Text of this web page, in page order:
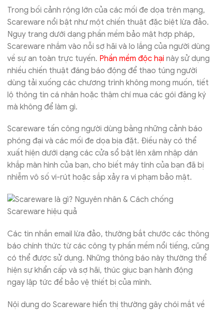
Trong bối cảnh rộng lớn của các mối đe dọa trên mạng,
Scareware nổi bật như một chiến thuật đặc biệt lừa đảo.
Ngụy trang dưới dạng phần mềm bảo mật hợp pháp,
Scareware nhắm vào nỗi sợ hãi và lo lắng của người dùng
về sự an toàn trực tuyến. Phần mềm độc hại này sử dụng
nhiều chiến thuật đáng báo động để thao túng người
dùng tải xuống các chương trình không mong muốn, tiết
lộ thông tin cá nhân hoặc thậm chí mua các gói đăng ký
mà không để làm gì.
Scareware tấn công người dùng bằng những cảnh báo
phóng đại và các mối đe dọa bịa đặt. Điều này có thể
xuất hiện dưới dạng các cửa sổ bật lên xâm nhập dán
khắp màn hình của bạn, cho biết máy tính của bạn đã bị
nhiễm vô số vi-rút hoặc sắp xảy ra vi phạm bảo mật.
Các tin nhắn email lừa đảo, thường bắt chước các thông
báo chính thức từ các công ty phần mềm nổi tiếng, cũng
có thể được sử dụng. Những thông báo này thường thể
hiện sự khẩn cấp và sợ hãi, thúc giục bạn hành động
ngay lập tức để bảo vệ thiết bị của mình.
Nội dung do Scareware hiển thị thường gây chói mắt về